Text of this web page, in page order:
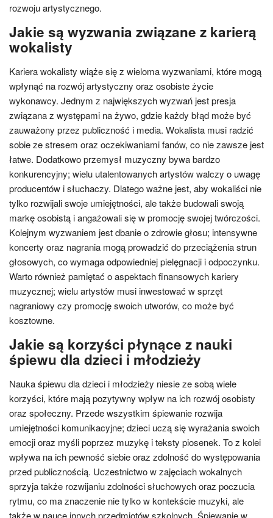
rozwoju artystycznego.
Jakie są wyzwania związane z karierą
wokalisty
Kariera wokalisty wiąże się z wieloma wyzwaniami, które mogą
wpłynąć na rozwój artystyczny oraz osobiste życie
wykonawcy. Jednym z największych wyzwań jest presja
związana z występami na żywo, gdzie każdy błąd może być
zauważony przez publiczność i media. Wokalista musi radzić
sobie ze stresem oraz oczekiwaniami fanów, co nie zawsze jest
łatwe. Dodatkowo przemysł muzyczny bywa bardzo
konkurencyjny; wielu utalentowanych artystów walczy o uwagę
producentów i słuchaczy. Dlatego ważne jest, aby wokaliści nie
tylko rozwijali swoje umiejętności, ale także budowali swoją
markę osobistą i angażowali się w promocję swojej twórczości.
Kolejnym wyzwaniem jest dbanie o zdrowie głosu; intensywne
koncerty oraz nagrania mogą prowadzić do przeciążenia strun
głosowych, co wymaga odpowiedniej pielęgnacji i odpoczynku.
Warto również pamiętać o aspektach finansowych kariery
muzycznej; wielu artystów musi inwestować w sprzęt
nagraniowy czy promocję swoich utworów, co może być
kosztowne.
Jakie są korzyści płynące z nauki
śpiewu dla dzieci i młodzieży
Nauka śpiewu dla dzieci i młodzieży niesie ze sobą wiele
korzyści, które mają pozytywny wpływ na ich rozwój osobisty
oraz społeczny. Przede wszystkim śpiewanie rozwija
umiejętności komunikacyjne; dzieci uczą się wyrażania swoich
emocji oraz myśli poprzez muzykę i teksty piosenek. To z kolei
wpływa na ich pewność siebie oraz zdolność do występowania
przed publicznością. Uczestnictwo w zajęciach wokalnych
sprzyja także rozwijaniu zdolności słuchowych oraz poczucia
rytmu, co ma znaczenie nie tylko w kontekście muzyki, ale
także w nauce innych przedmiotów szkolnych. Śpiewanie w